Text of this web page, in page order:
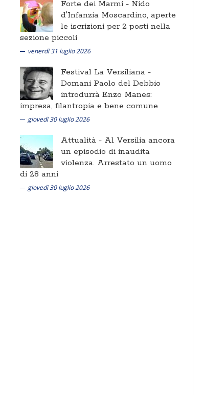
Forte dei Marmi - Nido
d'Infanzia Moscardino, aperte
le iscrizioni per 2 posti nella
sezione piccoli
venerdì 31 luglio 2026
Festival La Versiliana -
Domani Paolo del Debbio
introdurrà Enzo Manes:
impresa, filantropia e bene comune
giovedì 30 luglio 2026
Attualità - Al Versilia ancora
un episodio di inaudita
violenza. Arrestato un uomo
di 28 anni
giovedì 30 luglio 2026